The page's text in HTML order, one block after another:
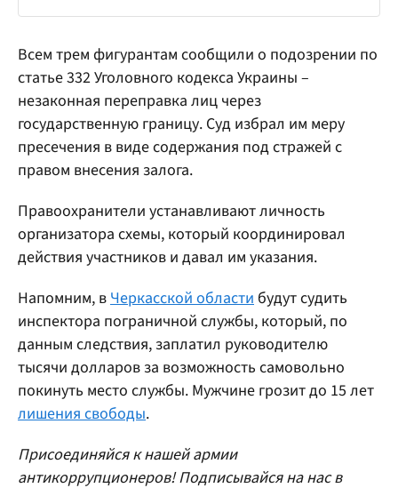
Всем трем фигурантам сообщили о подозрении по
статье 332 Уголовного кодекса Украины –
незаконная переправка лиц через
государственную границу. Суд избрал им меру
пресечения в виде содержания под стражей с
правом внесения залога.
Правоохранители устанавливают личность
организатора схемы, который координировал
действия участников и давал им указания.
Напомним, вЧеркасской области будут судить
инспектора пограничной службы, который, по
данным следствия, заплатил руководителю
тысячи долларов за возможность самовольно
покинуть место службы. Мужчине грозит до 15 лет
лишения свободы.
Присоединяйся к нашей армии
антикоррупционеров! Подписывайся на нас в